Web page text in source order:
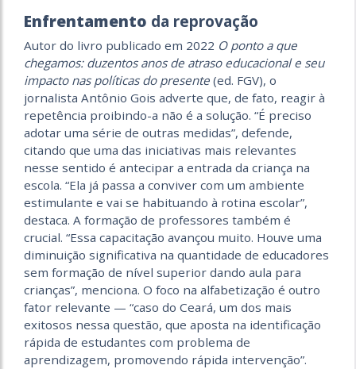
Enfrentamento da reprovação
Autor do livro publicado em 2022 O ponto a que
chegamos: duzentos anos de atraso educacional e seu
impacto nas políticas do presente (ed. FGV), o
jornalista Antônio Gois adverte que, de fato, reagir à
repetência proibindo-a não é a solução. “É preciso
adotar uma série de outras medidas”, defende,
citando que uma das iniciativas mais relevantes
nesse sentido é antecipar a entrada da criança na
escola. “Ela já passa a conviver com um ambiente
estimulante e vai se habituando à rotina escolar”,
destaca. A formação de professores também é
crucial. “Essa capacitação avançou muito. Houve uma
diminuição significativa na quantidade de educadores
sem formação de nível superior dando aula para
crianças”, menciona. O foco na alfabetização é outro
fator relevante — “caso do Ceará, um dos mais
exitosos nessa questão, que aposta na identificação
rápida de estudantes com problema de
aprendizagem, promovendo rápida intervenção”.